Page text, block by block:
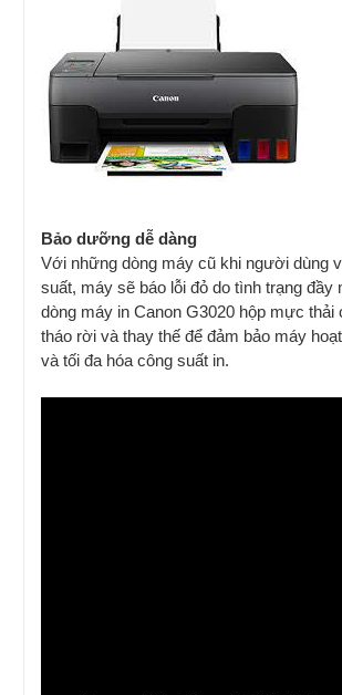
Bảo dưỡng dễ dàng
Với những dòng máy cũ khi người dùng
suất, máy sẽ báo lỗi đỏ do tình trạng đầy
dòng máy in Canon G3020 hộp mực thải
tháo rời và thay thế để đảm bảo máy
và tối đa hóa công suất in.